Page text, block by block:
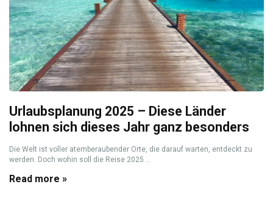
Urlaubsplanung 2025 – Diese Länder
lohnen sich dieses Jahr ganz besonders
Die Welt ist voller atemberaubender Orte, die darauf warten, entdeckt zu
werden. Doch wohin soll die Reise 2025 ...
Read more »